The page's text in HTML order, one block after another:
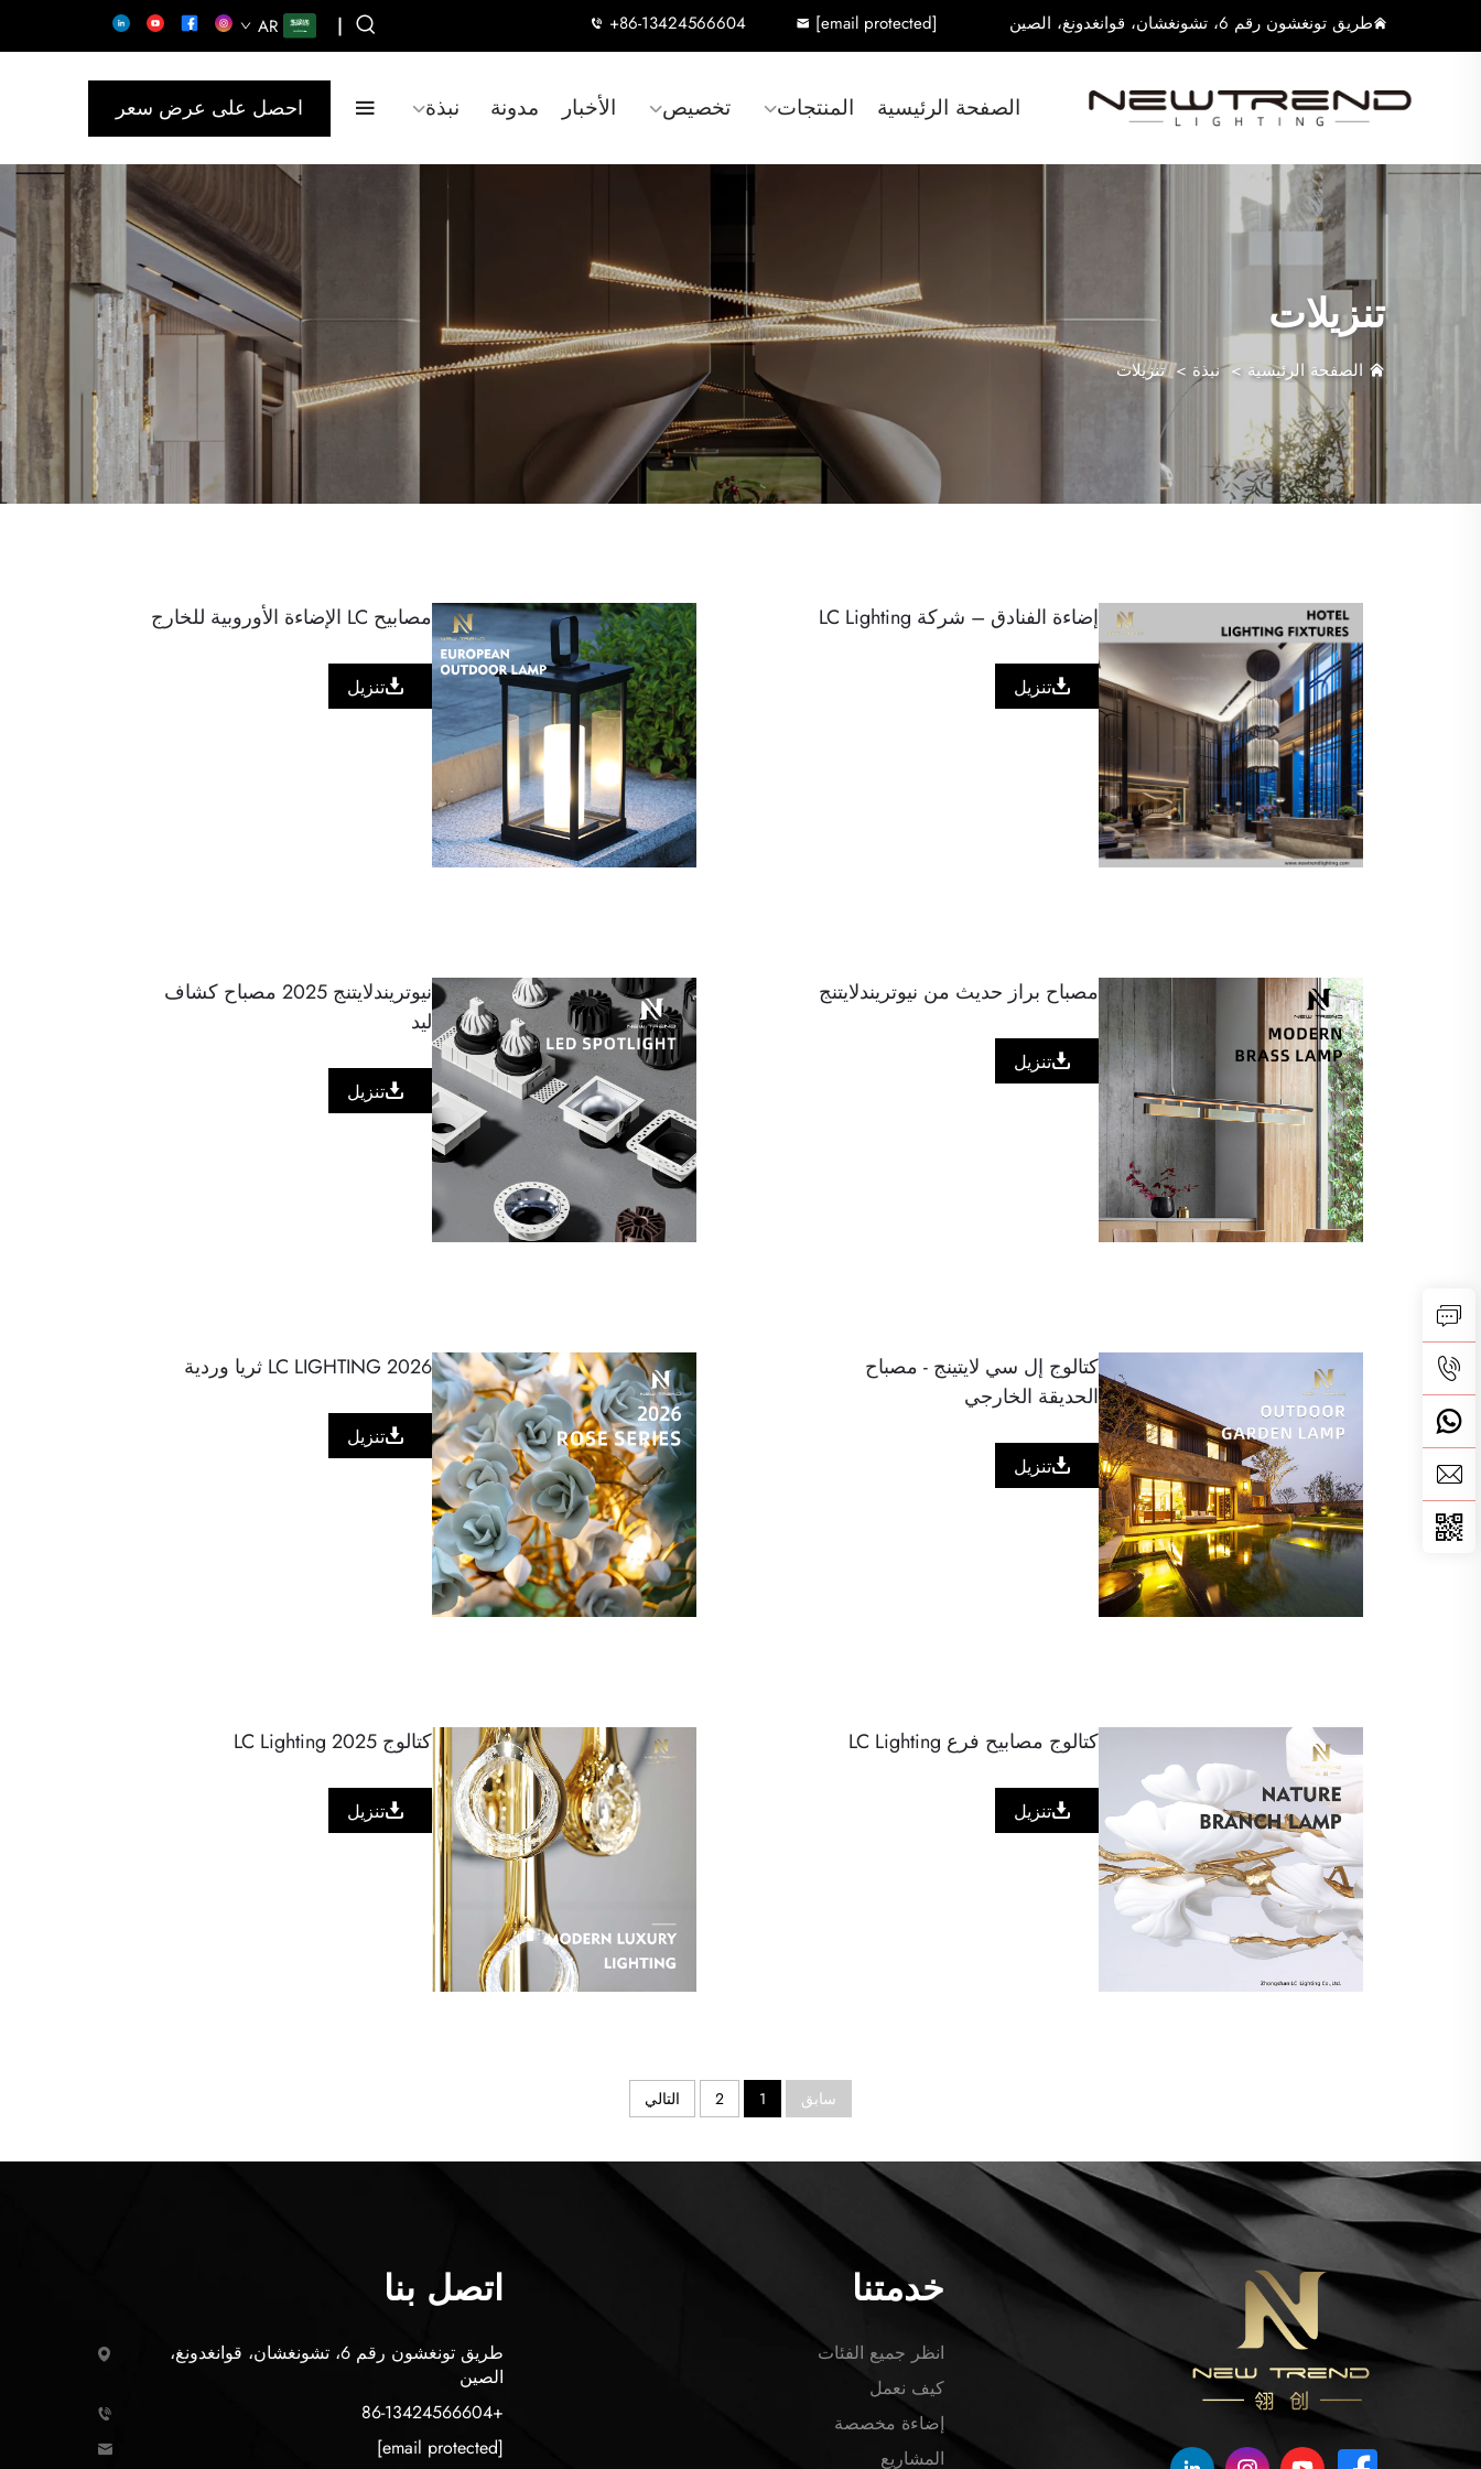
طريق تونغشون رقم 6، تشونغشان، قوانغدونغ، الصين +86-13424566604 [email protected]
|
AR
الصفحة الرئيسية المنتجات تخصيص الأخبار مدونة نبذة احصل على عرض سعر
تنزيلات
الصفحة الرئيسية >نبذة >تنزيلات
إضاءة الفنادق – شركة LC Lighting
تنزيل
مصابيح LC الإضاءة الأوروبية للخارج
تنزيل
مصباح براز حديث من نيوتريندلايتنج
تنزيل
نيوتريندلايتنج 2025 مصباح كشاف
ليد
تنزيل
كتالوج إل سي لايتينج - مصباح
الحديقة الخارجي
تنزيل
2026 LC LIGHTING ثريا وردية
تنزيل
كتالوج مصابيح فرع LC Lighting
تنزيل
كتالوج LC Lighting 2025
تنزيل
سابق 1
2 التالي
خدمتنا
انظر جميع الفئات
كيف نعمل
إضاءة مخصصة
المشاريع
اتصل بنا
طريق تونغشون رقم 6، تشونغشان، قوانغدونغ،
الصين
+86-13424566604
[email protected]